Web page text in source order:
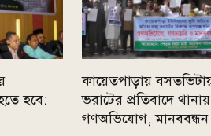
হবে:
কায়েতপাড়ায়
ভরাটের প্রতিবাদে থানায়
গণঅভিযোগ, মানববন্ধন